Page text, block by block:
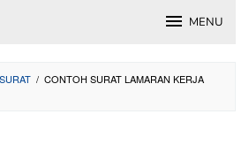
MENU
/ CONTOH SURAT LAMARAN KERJA